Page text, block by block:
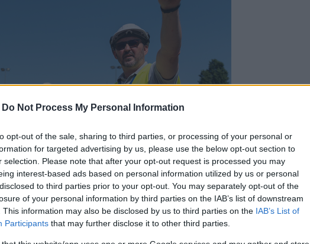
Do Not Process My Personal Information
opt-out of the sale, sharing to third parties, or processing of your personal or
for targeted advertising by us, please use the below opt-out section to
selection. Please note that after your opt-out request is processed you may
interest-based ads based on personal information utilized by us or personal
to third parties prior to your opt-out. You may separately opt-out of the
of your personal information by third parties on the IAB’s list of downstream
This information may also be disclosed by us to third parties on the IAB’s List of
Participants that may further disclose it to other third parties.